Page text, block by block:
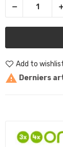
Add to
 Derniers